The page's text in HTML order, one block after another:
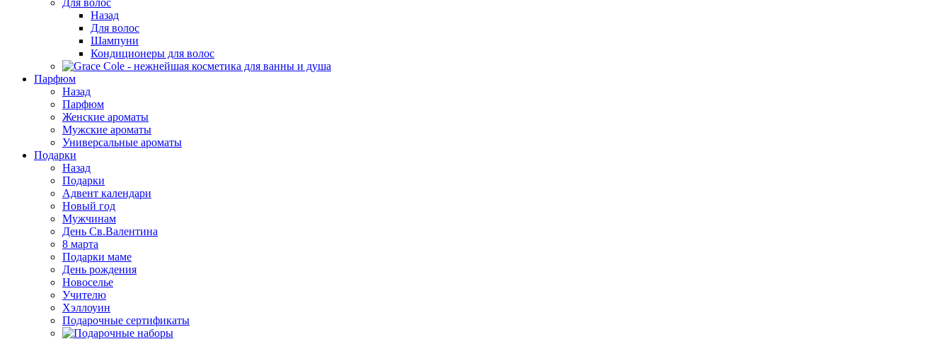
Для волос
Назад
Для волос
Шампуни
Кондиционеры для волос
Парфюм
Назад
Парфюм
Женские ароматы
Мужские ароматы
Универсальные ароматы
Подарки
Назад
Подарки
Адвент календари
Новый год
Мужчинам
День Св.Валентина
8 марта
Подарки маме
День рождения
Новоселье
Учителю
Хэллоуин
Подарочные сертификаты